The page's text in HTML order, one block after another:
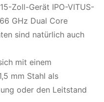
Zoll-Gerät IPO-VITUS-
GHz Dual Core
sind natürlich auch
mit einem
mm Stahl als
oder den Leitstand